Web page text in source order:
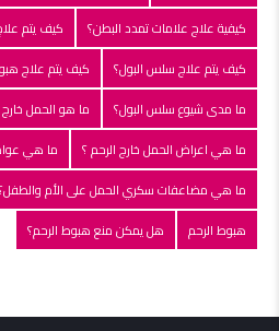
كيفية علاج علامات تمدد البطن؟
كيف يتم
كيف يتم علاج سلس البول؟
كيف يتم علاج
ما مدى شيوع سلس البول؟
ما هو الحمل خارج
ما هي اعراض الحمل خارج الرحم ؟
ما هي
ما هي مضاعفات سكري الحمل على الأم
هبوط الرحم
هل يمكن منع هبوط الرحم؟